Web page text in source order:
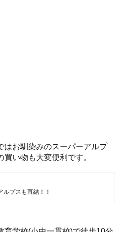
はお馴染みのスーパーアルプ
い物も大変便利です。
ルプスも直結！！